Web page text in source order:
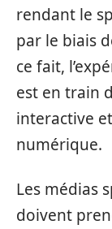
rendant le
par le biais
ce fait,
est en train
interactive
numérique.
Les médias
doivent